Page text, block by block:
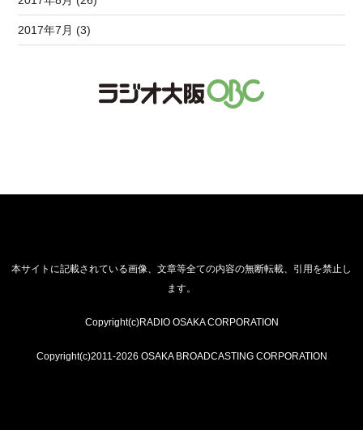
2017年7月 (3)
本サイトに記載されている画像、文章等全ての内容の無断転載、引用を禁止し
ます。
Copyright(c)RADIO OSAKA CORPORATION
Copyright(c)2011-2026 OSAKA BROADCASTING CORPORATION